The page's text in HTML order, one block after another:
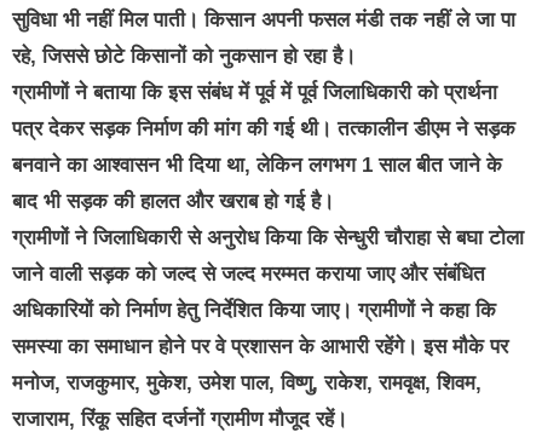
सुविधा भी नहीं मिल पाती। किसान अपनी फसल मंडी तक नहीं ले जा पा
रहे, जिससे छोटे किसानों को नुकसान हो रहा है।
ग्रामीणों ने बताया कि इस संबंध में पूर्व में पूर्व जिलाधिकारी को प्रार्थना
पत्र देकर सड़क निर्माण की मांग की गई थी। तत्कालीन डीएम ने सड़क
बनवाने का आश्वासन भी दिया था, लेकिन लगभग 1 साल बीत जाने के
बाद भी सड़क की हालत और खराब हो गई है।
ग्रामीणों ने जिलाधिकारी से अनुरोध किया कि सेन्धुरी चौराहा से बघा टोला
जाने वाली सड़क को जल्द से जल्द मरम्मत कराया जाए और संबंधित
अधिकारियों को निर्माण हेतु निर्देशित किया जाए। ग्रामीणों ने कहा कि
समस्या का समाधान होने पर वे प्रशासन के आभारी रहेंगे। इस मौके पर
मनोज, राजकुमार, मुकेश, उमेश पाल, विष्णु, राकेश, रामवृक्ष, शिवम,
राजाराम, रिंकू सहित दर्जनों ग्रामीण मौजूद रहें।